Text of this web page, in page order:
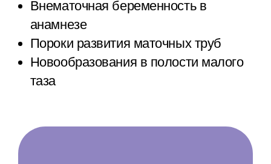
Внематочная беременность в
анамнезе
Пороки развития маточных труб
Новообразования в полости малого
таза